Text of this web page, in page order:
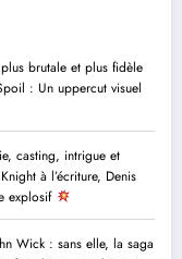
brutale et plus fidèle
: Un uppercut visuel
casting, intrigue et
à l’écriture, Denis
explosif
Wick : sans elle, la saga